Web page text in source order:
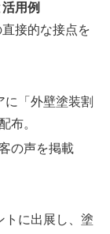
用例
接的な接点を
に「外壁塗装割
布。
の声を掲載
トに出展し、塗